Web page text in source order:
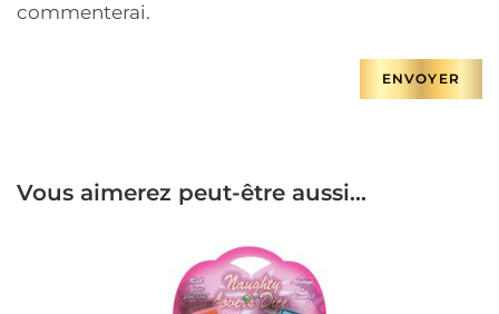
commenterai.
Vous aimerez peut-être aussi…